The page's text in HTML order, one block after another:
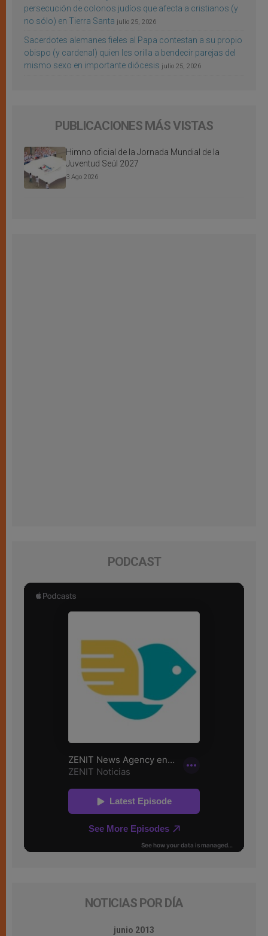
persecución de colonos judíos que afecta a cristianos (y
no sólo) en Tierra Santa julio 25, 2026
Sacerdotes alemanes fieles al Papa contestan a su propio
obispo (y cardenal) quien les orilla a bendecir parejas del
mismo sexo en importante diócesis julio 25, 2026
PUBLICACIONES MÁS VISTAS
Himno oficial de la Jornada Mundial de la
Juventud Seúl 2027
3 Ago 2026
PODCAST
NOTICIAS POR DÍA
junio 2013